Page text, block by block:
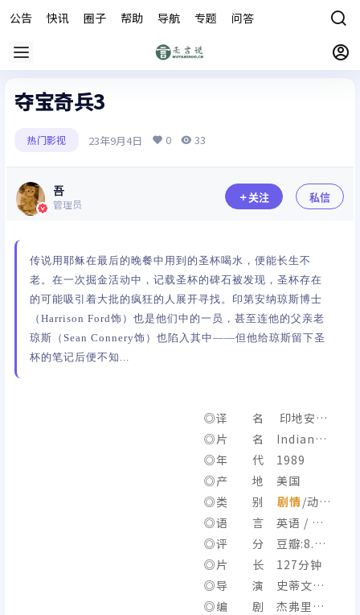
公告 快讯 圈子 帮助 导航 专题 问答
夺宝奇兵3
热门影视 23年9月4日 0 33
吾
管理员 关注 私信
传说用耶稣在最后的晚餐中用到的圣杯喝水，便能长生不
老。在一次掘金活动中，记载圣杯的碑石被发现，圣杯存在
的可能吸引着大批的疯狂的人展开寻找。印第安纳琼斯博士
（Harrison Ford饰）也是他们中的一员，甚至连他的父亲老
琼斯（Sean Connery饰）也陷入其中——但他给琼斯留下圣
杯的笔记后便不知...
◎译 名 印地安
纳・琼斯和最后的十字
军 / 夺宝奇兵3：圣战奇
兵 / 圣战奇兵 / 印地安
纳・琼斯之圣战奇兵
◎片 名 Indiana J
ones and the Last Cr
usade
◎年 代 1989
◎产 地 美国
◎类 别 剧情/动
作/奇幻 冒险
◎语 言 英语 / 德
语 / 希腊语 / 阿拉伯语
◎评 分 豆瓣:8.3/I
MDb:8.2
◎片 长 127分钟
◎导 演 史蒂文·
斯皮尔伯格
◎编 剧 杰弗里·